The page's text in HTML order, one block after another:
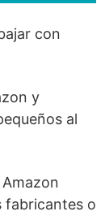
con
y
al
fabricantes o